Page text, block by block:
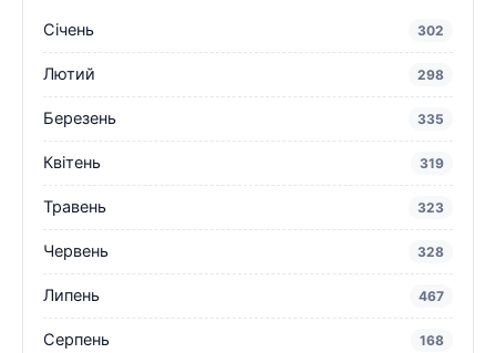
Січень 302
Лютий 298
Березень 335
Квітень 319
Травень 323
Червень 328
Липень 467
Серпень 168